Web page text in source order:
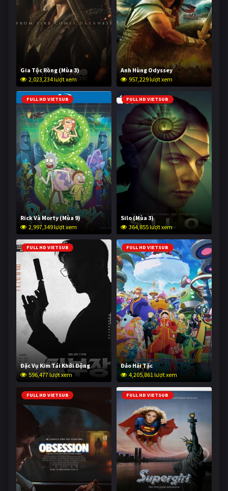
Gia Tộc Rồng (Mùa 3)
2,023,234 lượt xem
Anh Hùng Odyssey
957,229 lượt xem
FULL HD VIETSUB
Rick Và Morty (Mùa 9)
2,997,349 lượt xem
FULL HD VIETSUB
Silo (Mùa 3)
364,855 lượt xem
FULL HD VIETSUB
Đặc Vụ Kim Tái Khởi Động
596,477 lượt xem
FULL HD VIETSUB
Đảo Hải Tặc
4,205,861 lượt xem
FULL HD VIETSUB FULL HD VIETSUB